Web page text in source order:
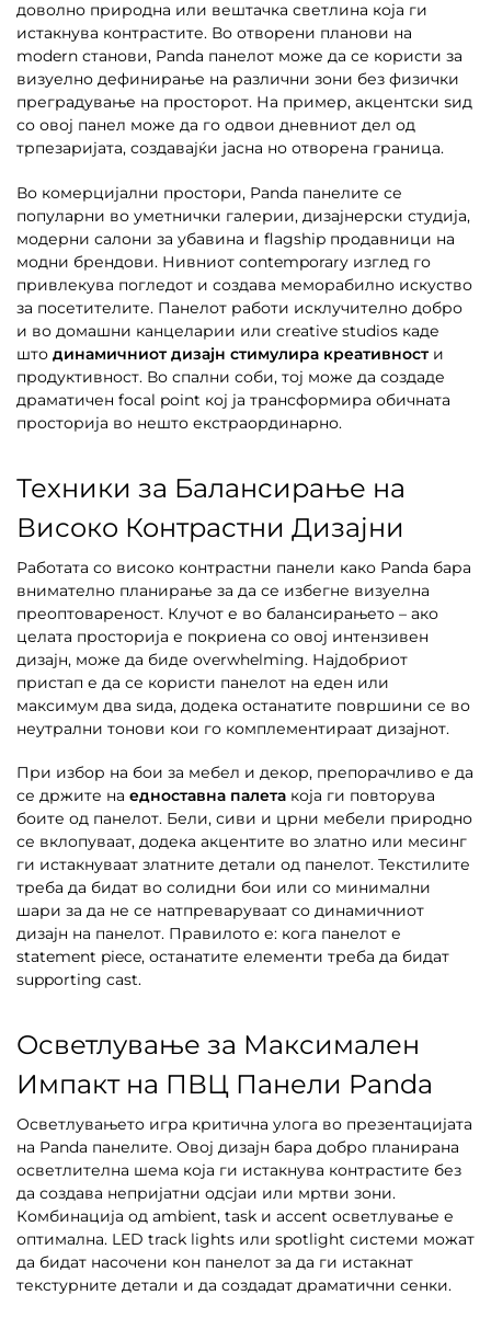
доволно природна или вештачка светлина која ги
истакнува контрастите. Во отворени планови на
modern станови, Panda панелот може да се користи за
визуелно дефинирање на различни зони без физички
преградување на просторот. На пример, акцентски ѕид
со овој панел може да го одвои дневниот дел од
трпезаријата, создавајќи јасна но отворена граница.
Во комерцијални простори, Panda панелите се
популарни во уметнички галерии, дизајнерски студија,
модерни салони за убавина и flagship продавници на
модни брендови. Нивниот contemporary изглед го
привлекува погледот и создава меморабилно искуство
за посетителите. Панелот работи исклучително добро
и во домашни канцеларии или creative studios каде
што динамичниот дизајн стимулира креативности
продуктивност. Во спални соби, тој може да создаде
драматичен focal point кој ја трансформира обичната
просторија во нешто екстраординарно.
Техники за Балансирање на
Високо Контрастни Дизајни
Работата со високо контрастни панели како Panda бара
внимателно планирање за да се избегне визуелна
преоптовареност. Клучот е во балансирањето – ако
целата просторија е покриена со овој интензивен
дизајн, може да биде overwhelming. Најдобриот
пристап е да се користи панелот на еден или
максимум два ѕида, додека останатите површини се во
неутрални тонови кои го комплементираат дизајнот.
При избор на бои за мебел и декор, препорачливо е да
се држите на едноставна палета која ги повторува
боите од панелот. Бели, сиви и црни мебели природно
се вклопуваат, додека акцентите во златно или месинг
ги истакнуваат златните детали од панелот. Текстилите
треба да бидат во солидни бои или со минимални
шари за да не се натпреваруваат со динамичниот
дизајн на панелот. Правилото е: кога панелот е
statement piece, останатите елементи треба да бидат
supporting cast.
Осветлување за Максимален
Импакт на ПВЦ Панели Panda
Осветлувањето игра критична улога во презентацијата
на Panda панелите. Овој дизајн бара добро планирана
осветлителна шема која ги истакнува контрастите без
да создава непријатни одсјаи или мртви зони.
Комбинација од ambient, task и accent осветлување е
оптимална. LED track lights или spotlight системи можат
да бидат насочени кон панелот за да ги истакнат
текстурните детали и да создадат драматични сенки.